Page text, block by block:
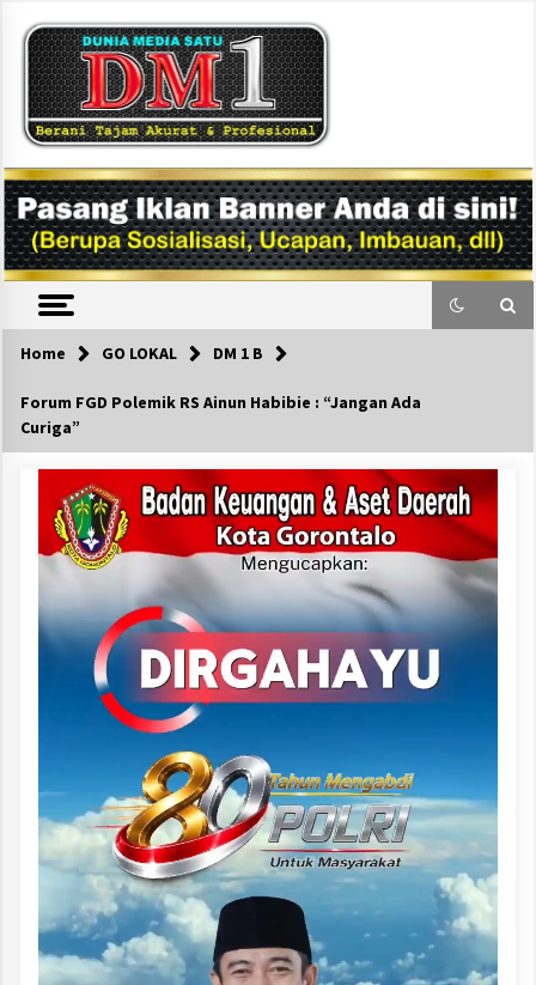
content
DM1
Home GO LOKAL DM 1 B
Forum FGD Polemik RS Ainun Habibie : “Jangan Ada
Curiga”